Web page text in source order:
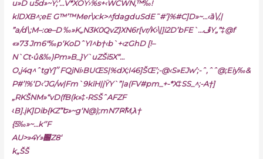
u»D u5d»~Ÿ;’…V*XOY›%s+‹WCWN,™‰!
klDXB^;eE G™’™Mer\x:k>^ƒdagduSdE˜#’}%#C]D»~…‹ȁ\/,|
”a/d\;M–:œ–D ‰»K„N3K0QvZ}XN6r[vr/K›\|]i2D’bFE`…ڦY„”‡@f
«»73 Jm6″‰p‘KoDˆYI^b†‹b`+‹zGhD [!–
N`Ct•ů&‰)Pm»B_}Y`uZŠi5X“…
O‚j4q^ˆtgY]״FQjNi›BUŒS|%dX;I46]ŠŒ’;-@‹S»EJw’;-ˆ,ˆˆ@;Eiy‰&
P#’!%‘D‹’JG/w|Fm`9kïH|įŸY`”|a(FV#pm_+-*X‡SS_^;-A†]
„RKŠNM»“vD(fB(k»‡•RSŠˆAFZF
ʵB].įK]Dib{KZˮԵ»~g‘N@);mN7Ҏ߱M‚λ†
{5‰»~…k‘’F
AU>»4Y»԰Z8‘
k„ŠŠ